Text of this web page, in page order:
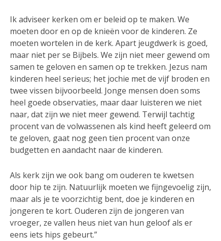
Ik adviseer kerken om er beleid op te maken. We
moeten door en op de knieën voor de kinderen. Ze
moeten wortelen in de kerk. Apart jeugdwerk is goed,
maar niet per se Bijbels. We zijn niet meer gewend om
samen te geloven en samen op te trekken. Jezus nam
kinderen heel serieus; het jochie met de vijf broden en
twee vissen bijvoorbeeld. Jonge mensen doen soms
heel goede observaties, maar daar luisteren we niet
naar, dat zijn we niet meer gewend. Terwijl tachtig
procent van de volwassenen als kind heeft geleerd om
te geloven, gaat nog geen tien procent van onze
budgetten en aandacht naar de kinderen.
Als kerk zijn we ook bang om ouderen te kwetsen
door hip te zijn. Natuurlijk moeten we fijngevoelig zijn,
maar als je te voorzichtig bent, doe je kinderen en
jongeren te kort. Ouderen zijn de jongeren van
vroeger, ze vallen heus niet van hun geloof als er
eens iets hips gebeurt.”